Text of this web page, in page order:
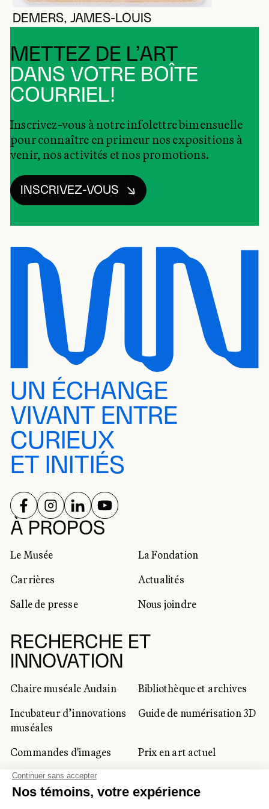
DEMERS, JAMES-LOUIS
METTEZ DE L’ART
DANS VOTRE BOÎTE
COURRIEL!
Inscrivez-vous à notre infolettre bimensuelle
pour connaître en primeur nos expositions à
venir, nos activités et nos promotions.
INSCRIVEZ-VOUS
UN ÉCHANGE
VIVANT ENTRE
CURIEUX
ET INITIÉS
À PROPOS
Le Musée
La Fondation
Carrières
Actualités
Salle de presse
Nous joindre
RECHERCHE ET
INNOVATION
Chaire muséale Audain
Bibliothèque et archives
Incubateur d’innovations
muséales
Guide de numérisation 3D
Commandes d'images
Prix en art actuel
Prix Lynne-Cohen
RÉSEAUX SOCIAUX
SUIVEZ-NOUS SUR
SUIVEZ-NOUS SUR
SUIVEZ-NOUS SUR
SUIVEZ-NOUS SUR